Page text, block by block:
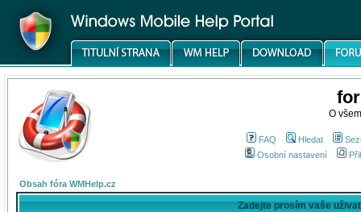
O
FAQ Hledat
Osobní nastavení
Obsah fóra WMHelp.cz
Zadejte prosím vaše